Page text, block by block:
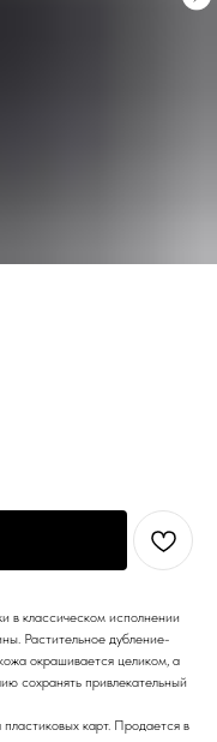
в классическом исполнении
Растительное дубление-
окрашивается целиком, а
сохранять привлекательный
карт. Продается в